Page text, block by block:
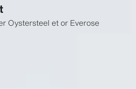
Oystersteel et or Everose